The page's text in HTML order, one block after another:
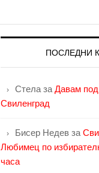
ПОСЛЕДНИ
Стела за Давам
Свиленград
Бисер Недев за
Любимец по
часа